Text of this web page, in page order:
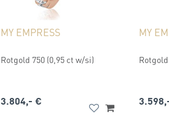
MY EMPRESS
Rotgold 750 (0,95 ct w/si)
3.804,- €
MY